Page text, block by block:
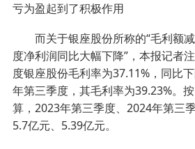
亏为盈起到了积极作用
而关于银座股份所称的“毛利额
度净利润同比大幅下降”，本报记者
度银座股份毛利率为37.11%，同比
年第三季度，其毛利率为39.23%。
算，2023年第三季度、2024年第三
5.7亿元、5.39亿元。